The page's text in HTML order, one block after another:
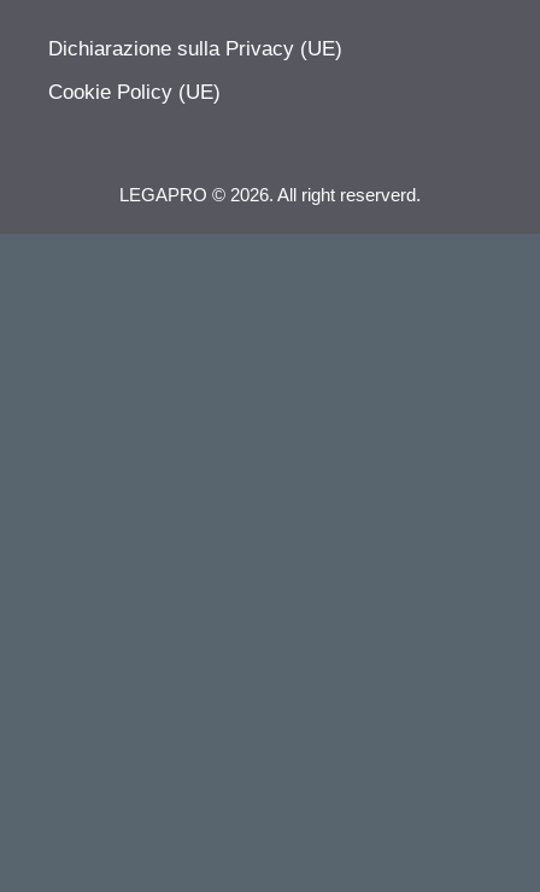
Dichiarazione sulla Privacy (UE)
Cookie Policy (UE)
LEGAPRO © 2026. All right reserverd.